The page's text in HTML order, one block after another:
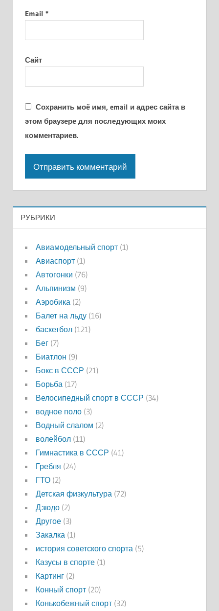
Email *
Сайт
Сохранить моё имя, email и адрес сайта в
этом браузере для последующих моих
комментариев.
РУБРИКИ
Авиамодельный спорт(1)
Авиаспорт(1)
Автогонки (76)
Альпинизм (9)
Аэробика (2)
Балет на льду(16)
баскетбол(121)
Бег(7)
Биатлон (9)
Бокс в СССР (21)
Борьба (17)
Велосипедный спорт в СССР (34)
водное поло(3)
Водный слалом (2)
волейбол(11)
Гимнастика в СССР (41)
Гребля (24)
ГТО(2)
Детская физкультура (72)
Дзюдо(2)
Другое(3)
Закалка (1)
история советского спорта (5)
Казусы в спорте(1)
Картинг(2)
Конный спорт(20)
Конькобежный спорт(32)